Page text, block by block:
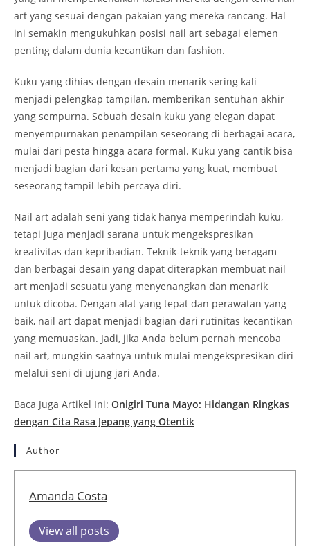
art yang sesuai dengan pakaian yang mereka rancang. Hal
ini semakin mengukuhkan posisi nail art sebagai elemen
penting dalam dunia kecantikan dan fashion.
Kuku yang dihias dengan desain menarik sering kali
menjadi pelengkap tampilan, memberikan sentuhan akhir
yang sempurna. Sebuah desain kuku yang elegan dapat
menyempurnakan penampilan seseorang di berbagai acara,
mulai dari pesta hingga acara formal. Kuku yang cantik bisa
menjadi bagian dari kesan pertama yang kuat, membuat
seseorang tampil lebih percaya diri.
Nail art adalah seni yang tidak hanya memperindah kuku,
tetapi juga menjadi sarana untuk mengekspresikan
kreativitas dan kepribadian. Teknik-teknik yang beragam
dan berbagai desain yang dapat diterapkan membuat nail
art menjadi sesuatu yang menyenangkan dan menarik
untuk dicoba. Dengan alat yang tepat dan perawatan yang
baik, nail art dapat menjadi bagian dari rutinitas kecantikan
yang memuaskan. Jadi, jika Anda belum pernah mencoba
nail art, mungkin saatnya untuk mulai mengekspresikan diri
melalui seni di ujung jari Anda.
Baca Juga Artikel Ini: Onigiri Tuna Mayo: Hidangan Ringkas
dengan Cita Rasa Jepang yang Otentik
Author
Amanda Costa
View all posts